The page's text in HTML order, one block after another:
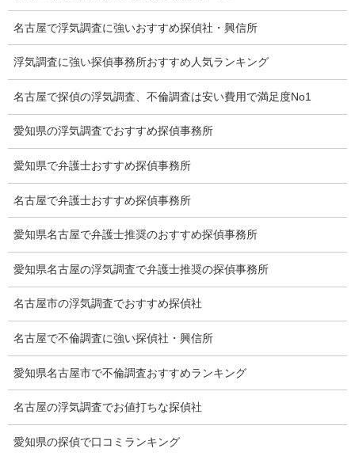
所在調査 家出調査料金
猫の捜索調査料金
報告書サンプル
調査事例
お礼の言葉
調査員の人数（浮気調査）
調査プランのご依頼の割合
慰謝料の相場
離婚手続
探偵社の要点
名古屋で浮気調査に強いおすすめ探偵社・興信所
浮気調査に強い探偵事務所おすすめ人気ランキング
名古屋で探偵の浮気調査、不倫調査は安い費用で満足度No1
愛知県の浮気調査でおすすめ探偵事務所
愛知県で弁護士おすすめ探偵事務所
名古屋で弁護士おすすめ探偵事務所
愛知県名古屋で弁護士推奨のおすすめ探偵事務所
愛知県名古屋の浮気調査で弁護士推奨の探偵事務所
名古屋市の浮気調査でおすすめ探偵社
名古屋で不倫調査に強い探偵社・興信所
愛知県名古屋市で不倫調査おすすめランキング
名古屋の浮気調査でお値打ちな探偵社
愛知県の探偵で口コミランキング